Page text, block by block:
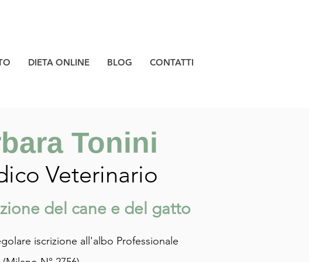
DIETA ONLINE BLOG CONTATTI
Tonini
Veterinario
del cane e del gatto
iscrizione all'albo Professionale